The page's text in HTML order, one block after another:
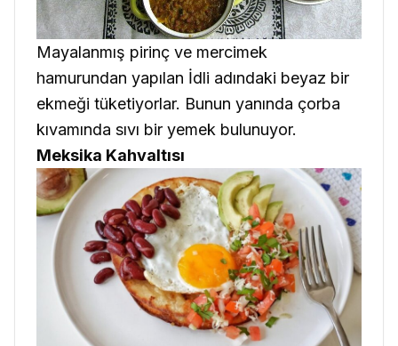
Mayalanmış pirinç ve mercimek
hamurundan yapılan İdli adındaki beyaz bir
ekmeği tüketiyorlar. Bunun yanında çorba
kıvamında sıvı bir yemek bulunuyor.
Meksika Kahvaltısı